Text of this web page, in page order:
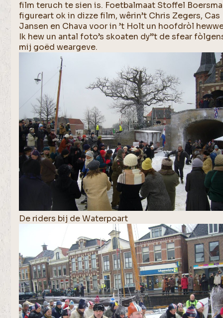
film teruch te sien is. Foetbalmaat Stoffel Boersma
figureart ok in dizze film, wêrin’t Chris Zegers, Cas
Jansen en Chava voor in ’t Holt un hoofdròl
Ik hew un antal foto’s skoaten dy’’t de sfear
mij goëd weargeve.
De riders bij de Waterpoart